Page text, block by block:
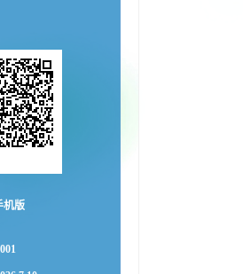
机版